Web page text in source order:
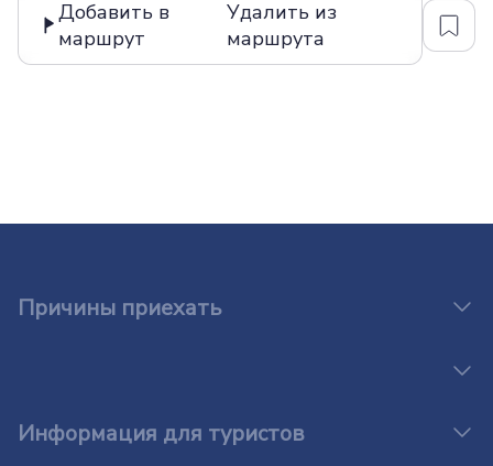
Добавить в
маршрут
Удалить из
маршрута
Причины приехать
Информация для туристов